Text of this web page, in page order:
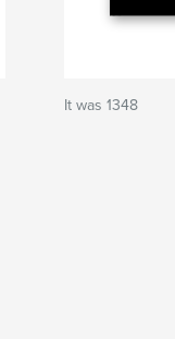
It was 1348